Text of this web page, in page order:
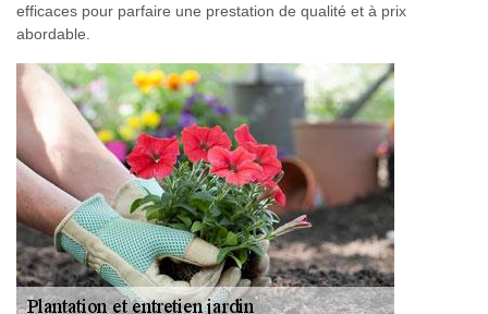
efficaces pour parfaire une prestation de qualité et à prix
abordable.